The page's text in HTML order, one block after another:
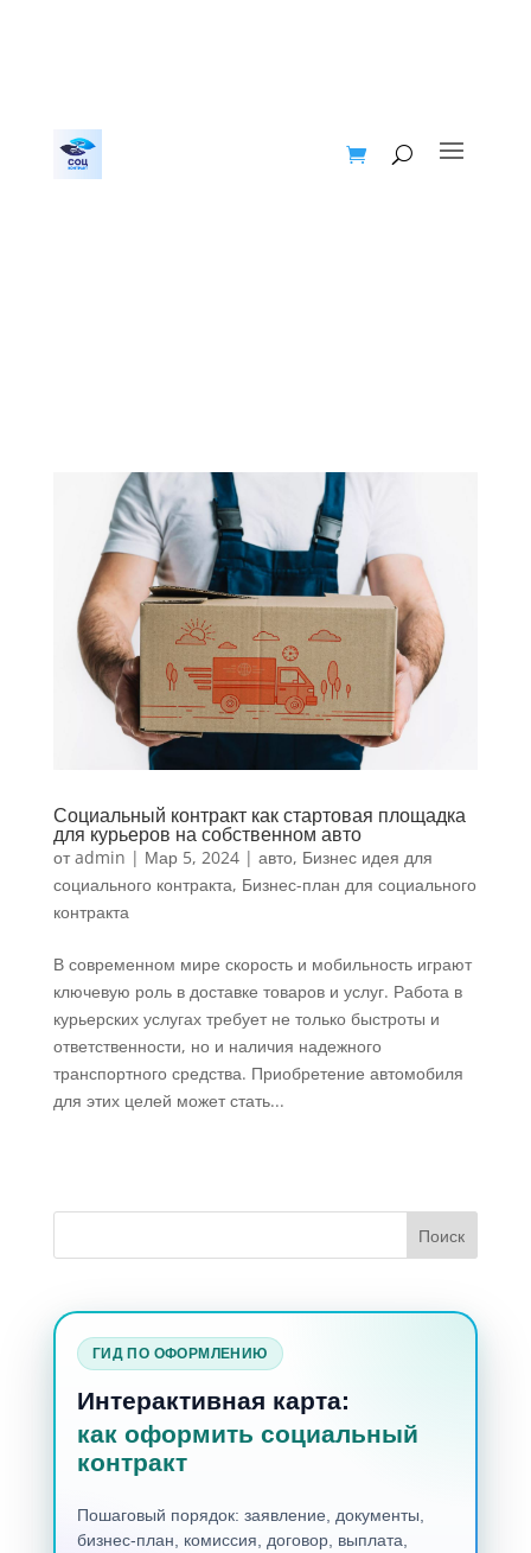
Социальный контракт как стартовая площадка
для курьеров на собственном авто
отadmin | Мар 5, 2024| авто, Бизнес идея для
социального контракта, Бизнес-план для социального
контракта
В современном мире скорость и мобильность играют
ключевую роль в доставке товаров и услуг. Работа в
курьерских услугах требует не только быстроты и
ответственности, но и наличия надежного
транспортного средства. Приобретение автомобиля
для этих целей может стать...
ГИД ПО ОФОРМЛЕНИЮ
Интерактивная карта:
как оформить социальный
контракт
Пошаговый порядок: заявление, документы,
бизнес-план, комиссия, договор, выплата,